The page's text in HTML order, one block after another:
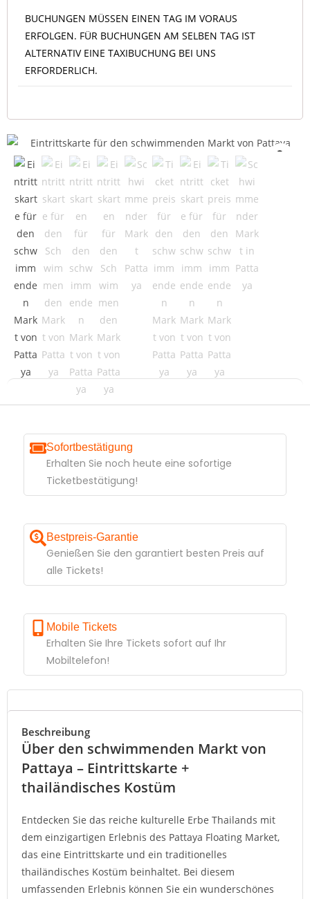
BUCHUNGEN MÜSSEN EINEN TAG IM VORAUS
ERFOLGEN. FÜR BUCHUNGEN AM SELBEN TAG IST
ALTERNATIV EINE TAXIBUCHUNG BEI UNS
ERFORDERLICH.
Sofortbestätigung
Erhalten Sie noch heute eine sofortige
Ticketbestätigung!
Bestpreis-Garantie
Genießen Sie den garantiert besten Preis auf
alle Tickets!
Mobile Tickets
Erhalten Sie Ihre Tickets sofort auf Ihr
Mobiltelefon!
Beschreibung
Über den schwimmenden Markt von
Pattaya – Eintrittskarte +
thailändisches Kostüm
Entdecken Sie das reiche kulturelle Erbe Thailands mit
dem einzigartigen Erlebnis des Pattaya Floating Market,
das eine Eintrittskarte und ein traditionelles
thailändisches Kostüm beinhaltet. Bei diesem
umfassenden Erlebnis können Sie ein wunderschönes